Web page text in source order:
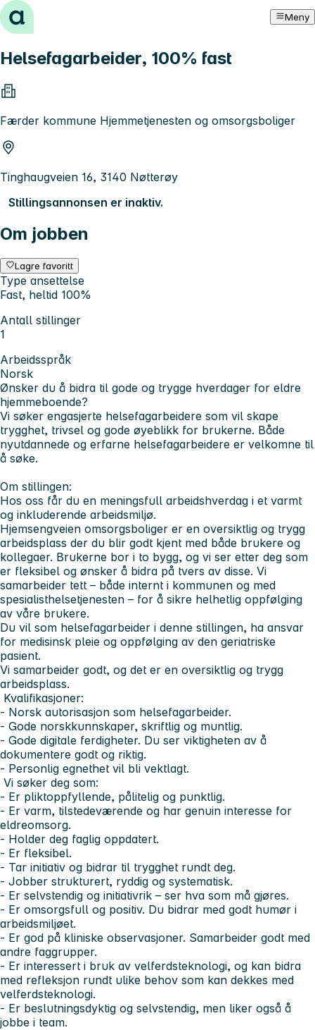
Hopp til innhold Meny
Helsefagarbeider, 100% fast
Færder kommune Hjemmetjenesten og omsorgsboliger
Tinghaugveien 16, 3140 Nøtterøy
Stillingsannonsen er inaktiv.
Om jobben
Lagre favoritt
Type ansettelse
Fast, heltid 100%
Antall stillinger
1
Arbeidsspråk
Norsk
Ønsker du å bidra til gode og trygge hverdager for eldre
hjemmeboende?
Vi søker engasjerte helsefagarbeidere som vil skape
trygghet, trivsel og gode øyeblikk for brukerne. Både
nyutdannede og erfarne helsefagarbeidere er velkomne til
å søke.
Om stillingen:
Hos oss får du en meningsfull arbeidshverdag i et varmt
og inkluderende arbeidsmiljø.
Hjemsengveien omsorgsboliger er en oversiktlig og trygg
arbeidsplass der du blir godt kjent med både brukere og
kollegaer. Brukerne bor i to bygg, og vi ser etter deg som
er fleksibel og ønsker å bidra på tvers av disse. Vi
samarbeider tett – både internt i kommunen og med
spesialisthelsetjenesten – for å sikre helhetlig oppfølging
av våre brukere.
Du vil som helsefagarbeider i denne stillingen, ha ansvar
for medisinsk pleie og oppfølging av den geriatriske
pasient.
Vi samarbeider godt, og det er en oversiktlig og trygg
arbeidsplass.
Kvalifikasjoner:
- Norsk autorisasjon som helsefagarbeider.
- Gode norskkunnskaper, skriftlig og muntlig.
- Gode digitale ferdigheter. Du ser viktigheten av å
dokumentere godt og riktig.
- Personlig egnethet vil bli vektlagt.
Vi søker deg som:
- Er pliktoppfyllende, pålitelig og punktlig.
- Er varm, tilstedeværende og har genuin interesse for
eldreomsorg.
- Holder deg faglig oppdatert.
- Er fleksibel.
- Tar initiativ og bidrar til trygghet rundt deg.
- Jobber strukturert, ryddig og systematisk.
- Er selvstendig og initiativrik – ser hva som må gjøres.
- Er omsorgsfull og positiv. Du bidrar med godt humør i
arbeidsmiljøet.
- Er god på kliniske observasjoner. Samarbeider godt med
andre faggrupper.
- Er interessert i bruk av velferdsteknologi, og kan bidra
med refleksjon rundt ulike behov som kan dekkes med
velferdsteknologi.
- Er beslutningsdyktig og selvstendig, men liker også å
jobbe i team.